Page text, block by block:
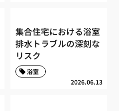
集合住宅における浴室
排水トラブルの深刻な
リスク
2026.06.13
浴室